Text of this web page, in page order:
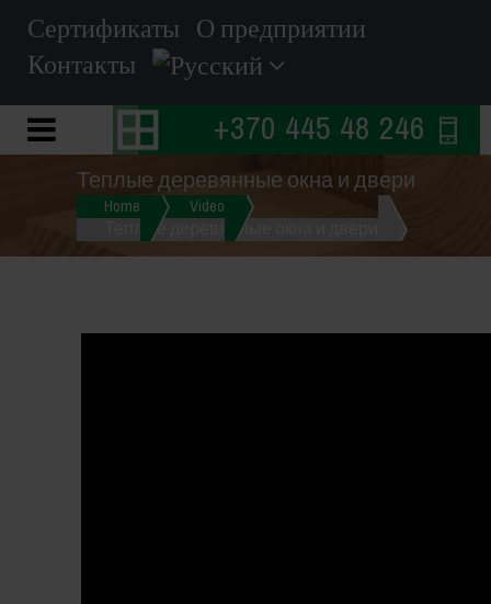
Сертификаты О предприятии
Контакты
+370 445 48 246
Теплые деревянные окна и двери
Home Video
Теплые деревянные окна и двери